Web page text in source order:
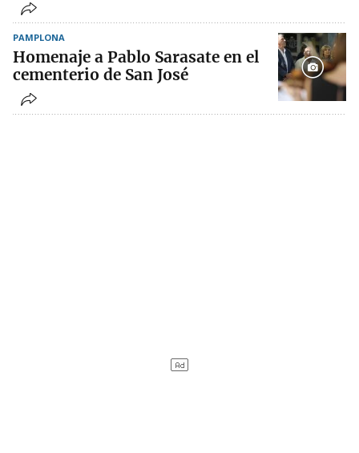
PAMPLONA
Homenaje a Pablo Sarasate en el
cementerio de San José